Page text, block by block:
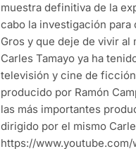
muestra definitiva de la
cabo la investigación para
Gros y que deje de vivir al
Carles Tamayo ya ha
televisión y cine de
producido por Ramón
las más importantes
dirigido por el mismo
https://www.youtube.com/